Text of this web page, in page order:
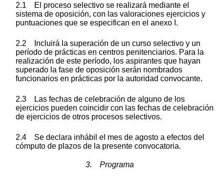
2.1 El proceso selectivo se realizará mediante el
sistema de oposición, con las valoraciones ejercicios y
puntuaciones que se especifican en el anexo I.
2.2 Incluirá la superación de un curso selectivo y un
período de prácticas en centros penitenciarios. Para la
realización de este período, los aspirantes que hayan
superado la fase de oposición serán nombrados
funcionarios en prácticas por la autoridad convocante.
2.3 Las fechas de celebración de alguno de los
ejercicios pueden coincidir con las fechas de celebración
de ejercicios de otros procesos selectivos.
2.4 Se declara inhábil el mes de agosto a efectos del
cómputo de plazos de la presente convocatoria.
3. Programa